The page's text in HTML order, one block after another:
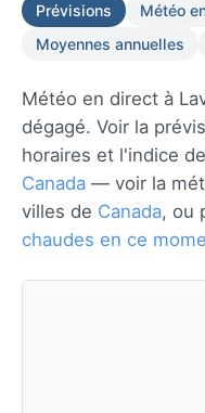
Prévisions Météo
Moyennes annuelles
Météo en direct à
dégagé. Voir la
horaires et l'indice
Canada — voir la
villes de Canada, ou
chaudes en ce